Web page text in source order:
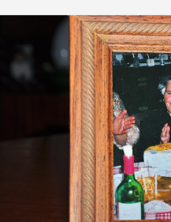
Categorias gerais
Filtros